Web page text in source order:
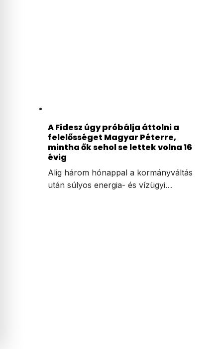
A Fidesz úgy próbálja áttolni a
felelősséget Magyar Péterre,
mintha ők sehol se lettek volna 16
évig
Alig három hónappal a kormányváltás
után súlyos energia- és vízügyi…